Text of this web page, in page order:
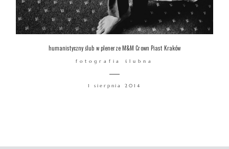
humanistyczny ślub w plenerze M&M Crown Piast Kraków
fotografia ślubna
1 sierpnia 2014